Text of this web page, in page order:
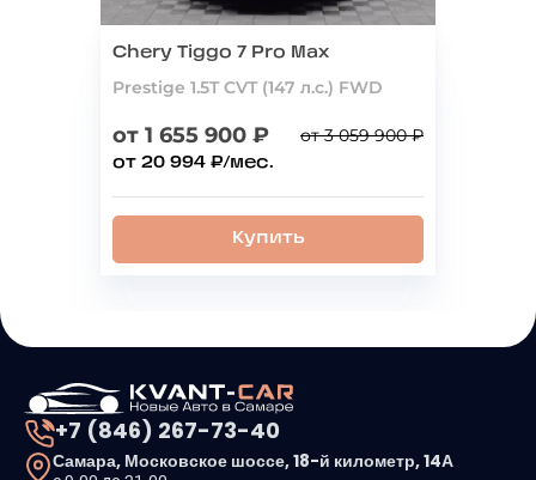
Chery Tiggo 7 Pro Max
Prestige 1.5T CVT (147 л.с.) FWD
от 1 655 900 ₽ от 3 059 900 ₽
от 20 994 ₽/мес.
Купить
+7 (846) 267-73-40
Самара, Московское шоссе, 18-й километр, 14А